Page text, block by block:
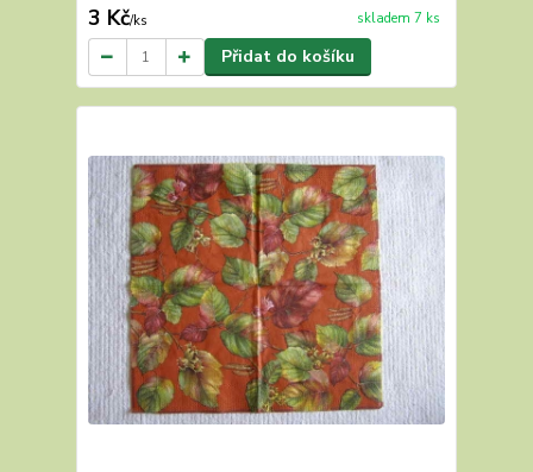
3 Kč/ks skladem 7 ks
Přidat do košíku